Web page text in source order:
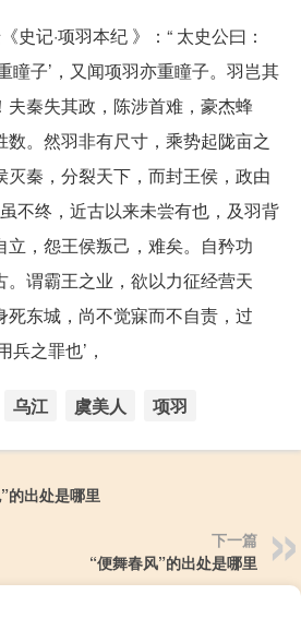
史记·项羽本纪 》：“ 太史公曰：
瞳子’，又闻项羽亦重瞳子。羽岂其
夫秦失其政，陈涉首难，豪杰蜂
数。然羽非有尺寸，乘势起陇亩之
灭秦，分裂天下，而封王侯，政由
不终，近古以来未尝有也，及羽背
立，怨王侯叛己，难矣。自矜功
谓霸王之业，欲以力征经营天
东城，尚不觉寐而不自责，过
兵之罪也’，
乌江 虞美人 项羽
的出处是哪里
下一篇
“便舞春风”的出处是哪里